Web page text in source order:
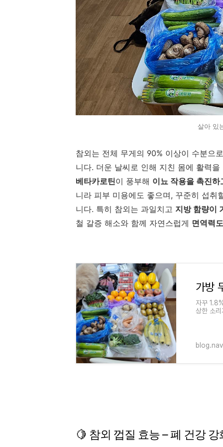
살아 있
참외는 전체 무게의 90% 이상이 수분으
니다. 더운 날씨로 인해 지친 몸에 활력을
베타카로틴이 풍부해 이뇨 작용을 촉진
니라 피부 미용에도 좋으며, 꾸준히 섭취
니다. 특히 참외는 과일치고 지방 함량이
철 갈증 해소와 함께 자연스럽게 면역력
자꾸
상한 소
🍋 참외 껍질 효능 –폐 건강